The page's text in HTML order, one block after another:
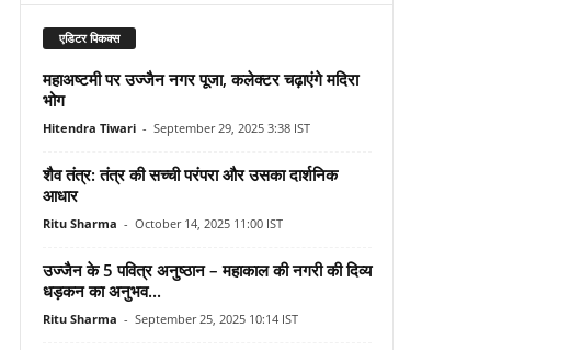
एडिटर पिकक्स
महाअष्टमी पर उज्जैन नगर पूजा, कलेक्टर चढ़ाएंगे मदिरा
भोग
Hitendra Tiwari - September 29, 2025 3:38 IST
शैव तंत्र: तंत्र की सच्ची परंपरा और उसका दार्शनिक
आधार
Ritu Sharma - October 14, 2025 11:00 IST
उज्जैन के 5 पवित्र अनुष्ठान – महाकाल की नगरी की दिव्य
धड़कन का अनुभव...
Ritu Sharma - September 25, 2025 10:14 IST